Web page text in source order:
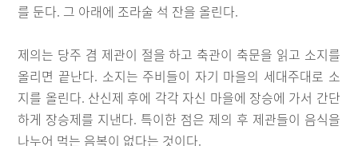
를 둔다. 그 아래에 조라술 석 잔을 올린다.
제의는 당주 겸 제관이 절을 하고 축관이 축문을 읽고 소지를
올리면 끝난다. 소지는 주비들이 자기 마을의 세대주대로 소
지를 올린다. 산신제 후에 각각 자신 마을에 장승에 가서 간단
하게 장승제를 지낸다. 특이한 점은 제의 후 제관들이 음식을
나누어 먹는 음복이 없다는 것이다.